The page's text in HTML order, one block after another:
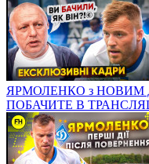
ЯРМОЛЕНКО з НОВИМ
ПОБАЧИТЕ В